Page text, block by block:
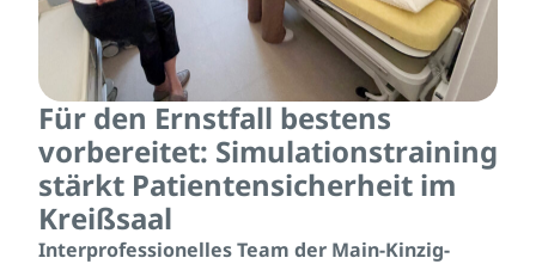
Für den Ernstfall bestens
vorbereitet: Simulationstraining
stärkt Patientensicherheit im
Kreißsaal
Interprofessionelles Team der Main-Kinzig-